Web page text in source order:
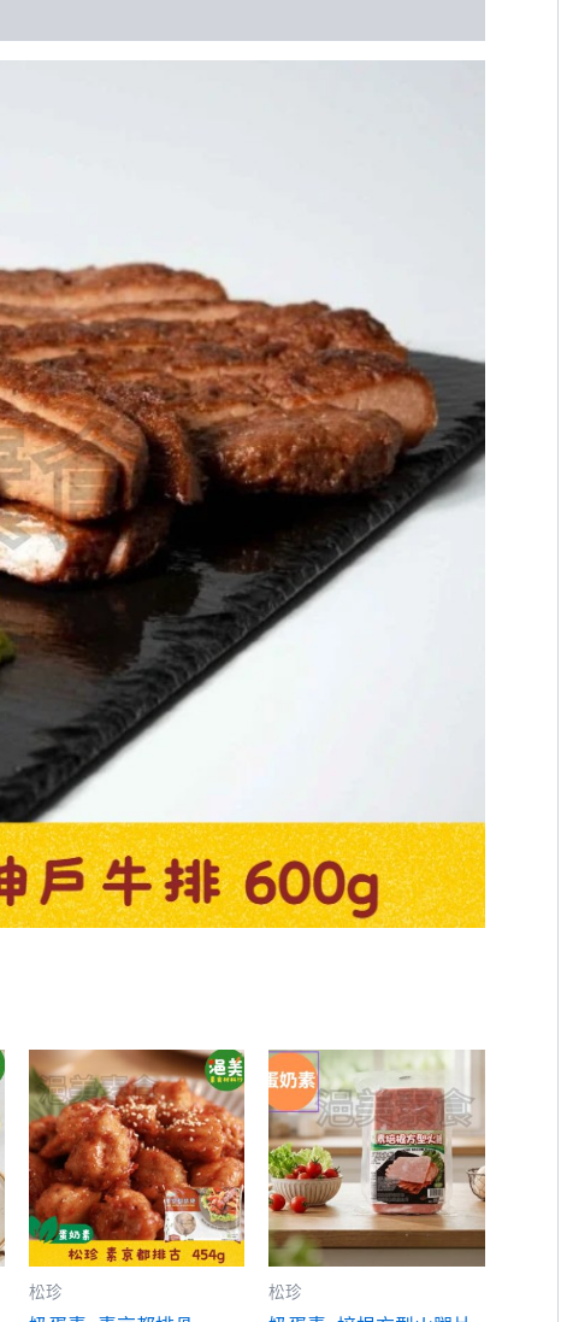
松珍 松珍